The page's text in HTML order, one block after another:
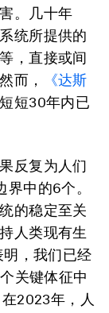
。几十年
统所提供的
，直接或间
而，
《达斯
短30年内已
反复为人们
中的6个。
的稳定至关
人类现有生
明，我们已经
关键体征中
2023年，人